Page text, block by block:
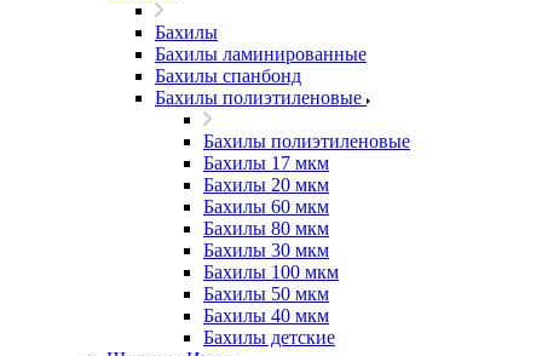
Бахилы
Бахилы ламинированные
Бахилы спанбонд
Бахилы полиэтиленовые
Бахилы полиэтиленовые
Бахилы 17 мкм
Бахилы 20 мкм
Бахилы 60 мкм
Бахилы 80 мкм
Бахилы 30 мкм
Бахилы 100 мкм
Бахилы 50 мкм
Бахилы 40 мкм
Бахилы детские